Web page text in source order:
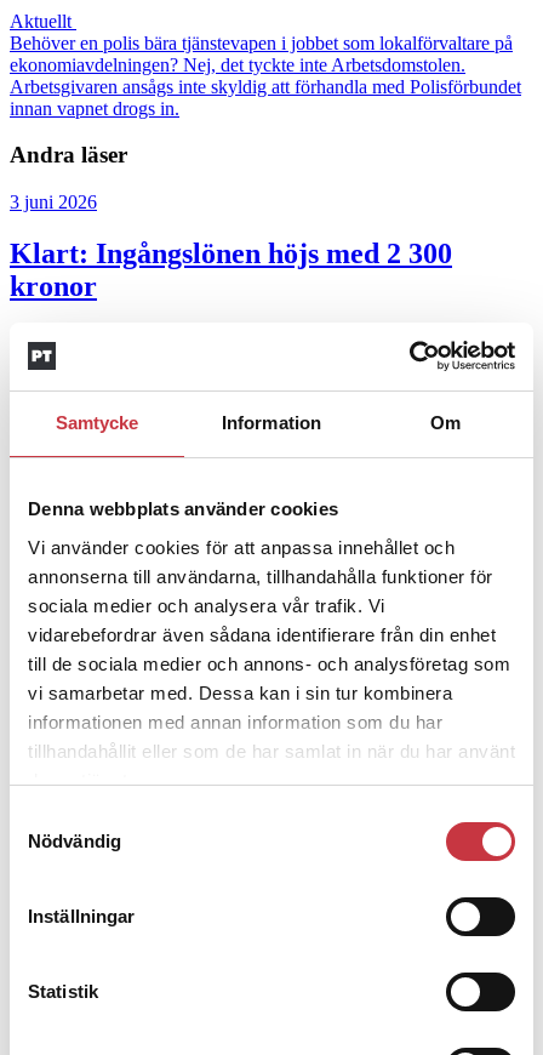
Samtycke Information Om
Denna webbplats använder cookies
Vi använder cookies för att anpassa innehållet och
annonserna till användarna, tillhandahålla funktioner för
sociala medier och analysera vår trafik. Vi
vidarebefordrar även sådana identifierare från din enhet
till de sociala medier och annons- och analysföretag som
vi samarbetar med. Dessa kan i sin tur kombinera
informationen med annan information som du har
tillhandahållit eller som de har samlat in när du har använt
deras tjänster.
Nödvändig
Inställningar
Statistik
Aktuellt
Behöver en polis bära tjänstevapen i jobbet som lokalförvaltare på
ekonomiavdelningen? Nej, det tyckte inte Arbetsdomstolen.
Arbetsgivaren ansågs inte skyldig att förhandla med Polisförbundet
innan vapnet drogs in.
Andra läser
3 juni 2026
Klart: Ingångslönen höjs med 2 300
kronor
4 juni 2026
Insändare:Miljoner i sjön –
polisaspiranter underkänns på
godtyckliga grunder
1 juni 2026
Jens Mårtensson:Snart 20 år i tjänst – nu
ska han lära sig grunderna
4 juni 2026
Polisregionen erkänner fel: ”Kommer att
rättas till”
Mobilannons
Desktopannnons
9 juli 2026
Slutreplik:
kunskapsstyrning – inte om forskarnas